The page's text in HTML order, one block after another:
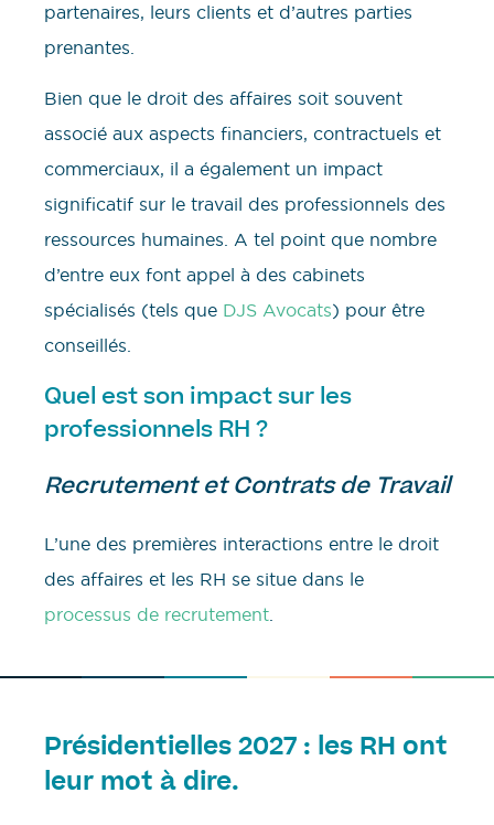
partenaires, leurs clients et d’autres parties
prenantes.
Bien que le droit des affaires soit souvent
associé aux aspects financiers, contractuels et
commerciaux, il a également un impact
significatif sur le travail des professionnels des
ressources humaines. A tel point que nombre
d’entre eux font appel à des cabinets
spécialisés (tels que DJS Avocats) pour être
conseillés.
Quel est son impact sur les
professionnels RH ?
Recrutement et Contrats de Travail
L’une des premières interactions entre le droit
des affaires et les RH se situe dans le
processus de recrutement
Présidentielles 2027 : les RH ont
leur mot à dire.